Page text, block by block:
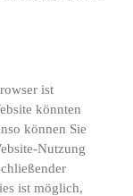
ist
könnten
können Sie
Nutzung
ist möglich,